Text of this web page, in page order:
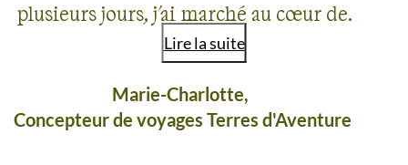
plusieurs jours, j'ai marché au cœur de
paysages spectaculaires, entre glaciers
immenses, lacs aux eaux turquoise,
vallées sauvages et les emblématiques
Lire la suite
Marie-Charlotte,
Concepteur de voyages Terres d'Aventure